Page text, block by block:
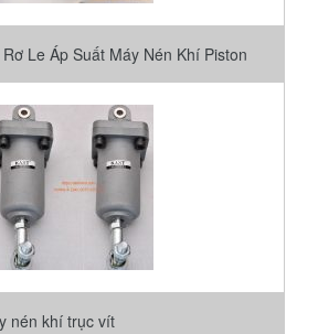
Le Áp Suất Máy Nén Khí Piston
nén khí trục vít